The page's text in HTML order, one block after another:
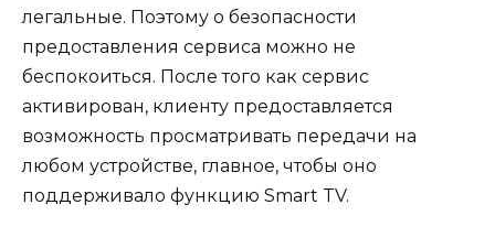
легальные. Поэтому о безопасности
предоставления сервиса можно не
беспокоиться. После того как сервис
активирован, клиенту предоставляется
возможность просматривать передачи на
любом устройстве, главное, чтобы оно
поддерживало функцию Smart TV.